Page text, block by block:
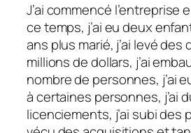
J’ai commencé l’entreprise
ce temps, j’ai eu deux
ans plus marié, j’ai levé des
millions de dollars, j’ai
nombre de personnes, j’ai
à certaines personnes, j’ai
licenciements, j’ai subi des